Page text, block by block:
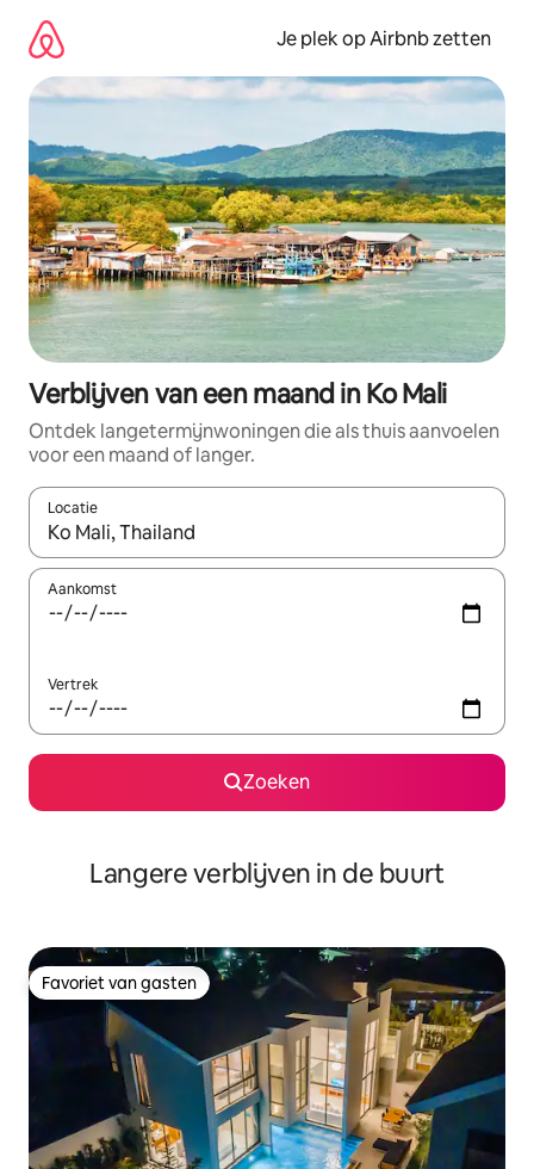
direct
naar
inhoud
Je plek op Airbnb zetten
Verblijven van een maand in Ko Mali
Ontdek langetermijnwoningen die als thuis aanvoelen
voor een maand of langer.
Locatie
Wanneer er resultaten beschikbaar zijn, maak je een keuze
Aankomst
Vertrek
Zoeken
Langere verblijven in de buurt
Favoriet van gasten
Favoriet van gasten